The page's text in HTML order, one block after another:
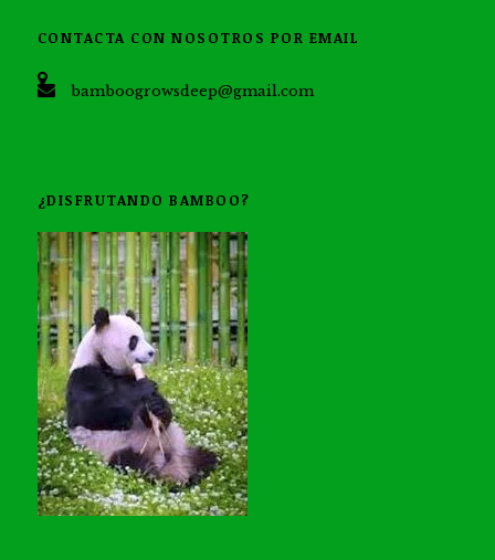
CONTACTA CON NOSOTROS POR EMAIL
bamboogrowsdeep@gmail.com
¿DISFRUTANDO BAMBOO?